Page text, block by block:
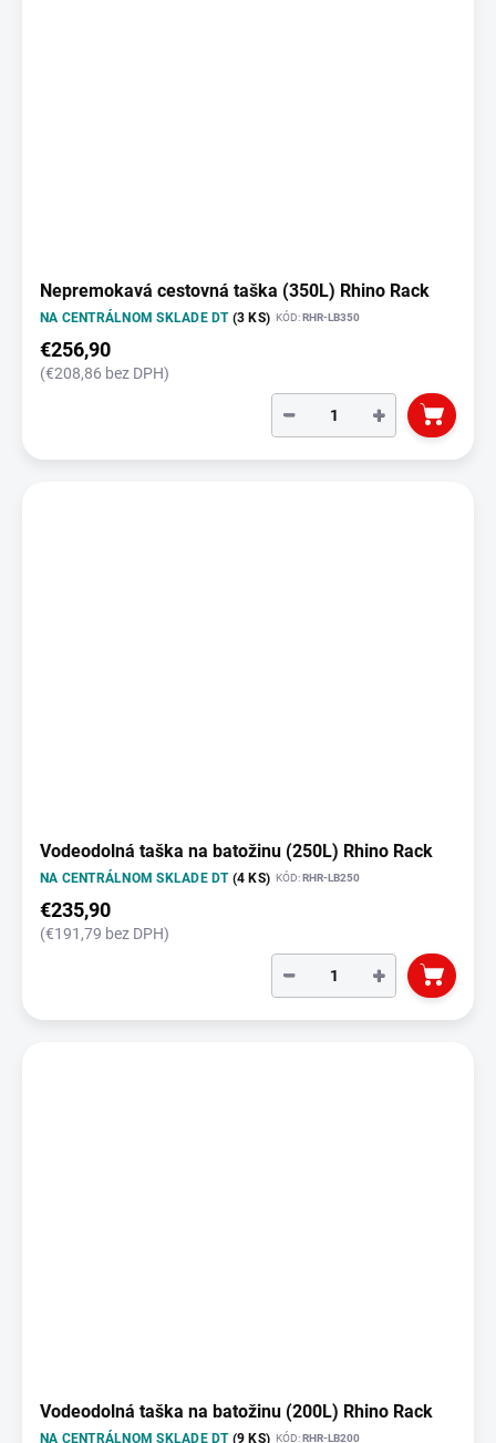
Nepremokavá cestovná taška (350L) Rhino Rack
NA CENTRÁLNOM SKLADE DT (3 KS) KÓD: RHR-LB350
€256,90
(€208,86 bez DPH)
+
−
Vodeodolná taška na batožinu (250L) Rhino Rack
NA CENTRÁLNOM SKLADE DT (4 KS) KÓD:RHR-LB250
€235,90
(€191,79 bez DPH)
+
−
Vodeodolná taška na batožinu (200L) Rhino Rack
NA CENTRÁLNOM SKLADE DT (9 KS) KÓD:RHR-LB200